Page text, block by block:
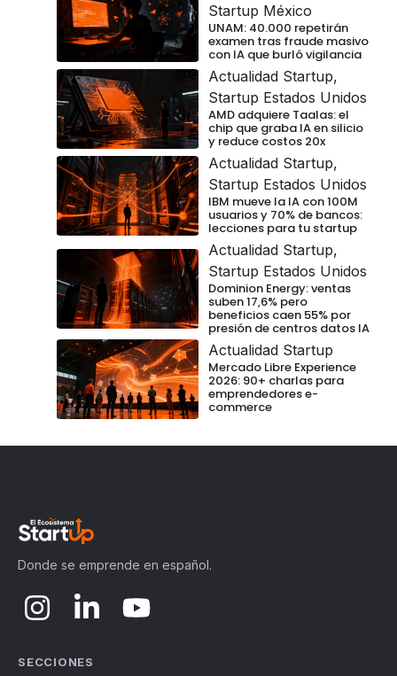
Startup México
UNAM: 40.000 repetirán
examen tras fraude masivo
con IA que burló vigilancia
Actualidad Startup,
Startup Estados Unidos
AMD adquiere Taalas: el
chip que graba IA en silicio
y reduce costos 20x
Actualidad Startup,
Startup Estados Unidos
IBM mueve la IA con 100M
usuarios y 70% de bancos:
lecciones para tu startup
Actualidad Startup,
Startup Estados Unidos
Dominion Energy: ventas
suben 17,6% pero
beneficios caen 55% por
presión de centros datos IA
Actualidad Startup
Mercado Libre Experience
2026: 90+ charlas para
emprendedores e-
commerce
Donde se emprende en español.
SECCIONES